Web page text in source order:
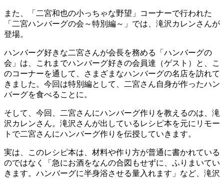
また、「二宮和也の小っちゃな野望」コーナーで行われた
「二宮ハンバーグの会～特別編～」では、滝沢カレンさんが
登場。
ハンバーグ好きな二宮さんが会長を務める「ハンバーグの
会」は、これまでハンバーグ好きの会員達（ゲスト）と、こ
のコーナーを通して、さまざまなハンバーグの名店を訪れて
きました。今回は特別編として、二宮さん自身が作ったハン
バーグを食べることに。
そして、今回、二宮さんにハンバーグ作りを教えるのは、滝
沢カレンさん。滝沢さんが出しているレシピ本を元にリモー
トで二宮さんにハンバーグ作りを伝授していきます。
実は、このレシピ本は、材料や作り方が普通に書かれている
のではなく「急にお酒をなんの合図もせずに、ふりまいてい
きます。ハンバーグに半身浴させる量入れます」など、滝沢